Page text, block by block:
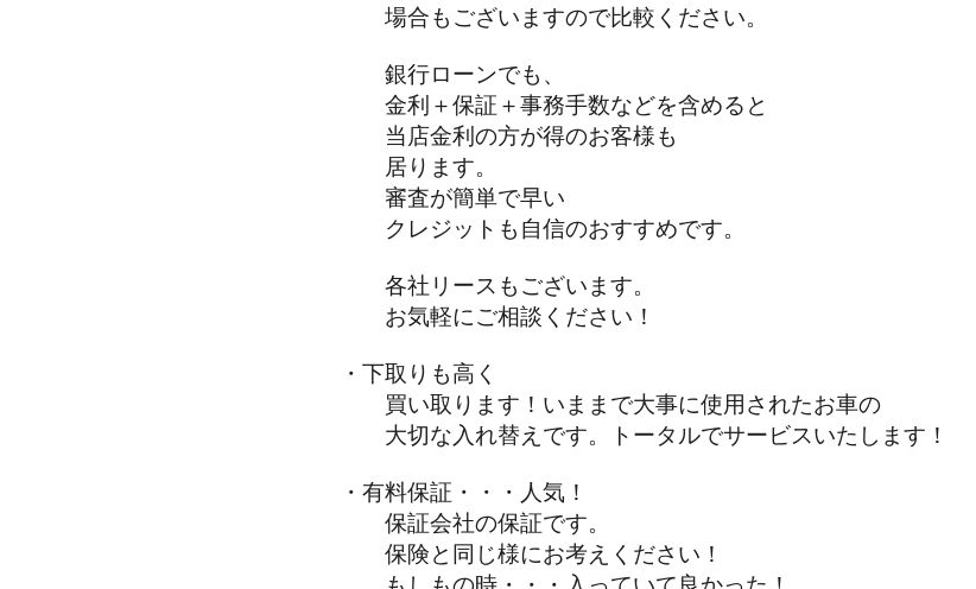
場合もございますので比較ください。
銀行ローンでも、
金利＋保証＋事務手数などを含めると
当店金利の方が得のお客様も
居ります。
審査が簡単で早い
クレジットも自信のおすすめです。
各社リースもございます。
お気軽にご相談ください！
・下取りも高く
買い取ります！いままで大事に使用されたお車の
大切な入れ替えです。トータルでサービスいたします！
・有料保証・・・人気！
保証会社の保証です。
保険と同じ様にお考えください！